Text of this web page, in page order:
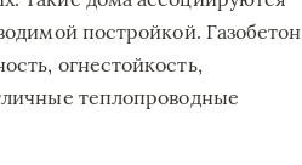
постройкой. Газобетон
огнестойкость,
теплопроводные